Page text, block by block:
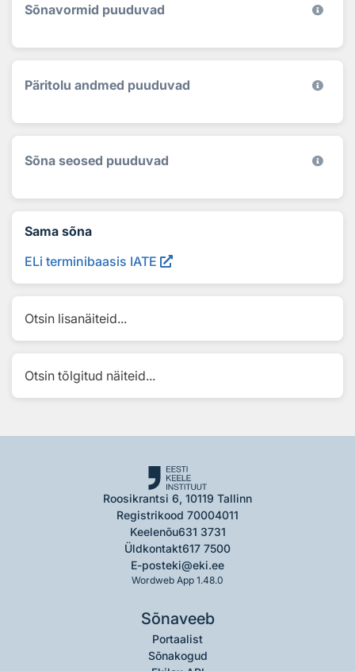
Sõnavormid puuduvad
Päritolu andmed puuduvad
Sõna seosed puuduvad
Sama sõna
ELi terminibaasis IATE
Otsin lisanäiteid...
Otsin tõlgitud näiteid...
Roosikrantsi 6, 10119 Tallinn
Registrikood 70004011
Keelenõu631 3731
Üldkontakt617 7500
E-posteki@eki.ee
Wordweb App 1.48.0
Sõnaveeb
Portaalist
Sõnakogud